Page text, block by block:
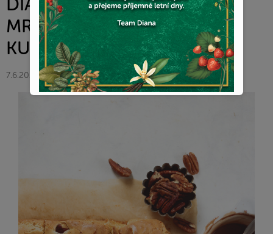
MRS.PALACINKA- DIANA V
KUCHYNI
7.6.2021